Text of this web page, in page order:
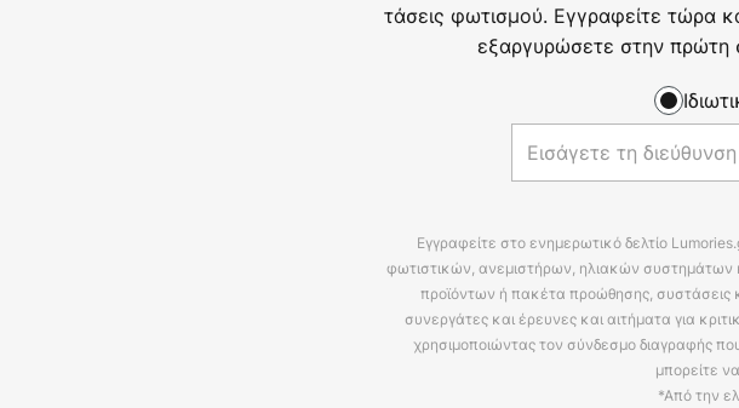
τάσεις φωτισμού. Εγγραφείτε τώρα
εξαργυρώσετε στην πρώτη
Εγγραφείτε στο ενημερωτικό δελτίο
φωτιστικών, ανεμιστήρων, ηλιακών συστημάτων
προϊόντων ή πακέτα προώθησης, συστάσεις
συνεργάτες και έρευνες και αιτήματα για
χρησιμοποιώντας τον σύνδεσμο διαγραφής
μπορείτε
*Από την